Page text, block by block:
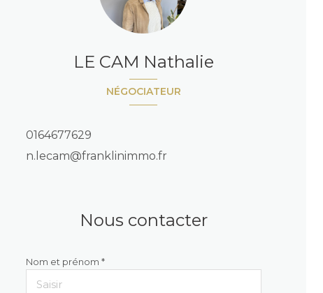
NÉGOCIATEUR
LE CAM Nathalie
0164677629
n.lecam@franklinimmo.fr
Nous contacter
Nom et prénom *